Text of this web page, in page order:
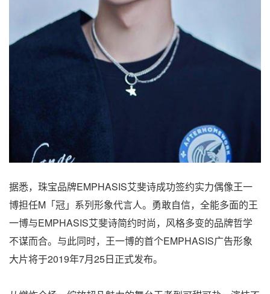
据悉，珠宝品牌EMPHASIS艾斐诗成功签约实力偶像王一
博担任M「冠」系列形象代言人。勇敢自信，全能多面的王
一博与EMPHASIS艾斐诗简约时尚，风格多变的品牌哲学
不谋而合。与此同时，王一博的首个EMPHASIS广告形象
大片将于2019年7月25日正式发布。